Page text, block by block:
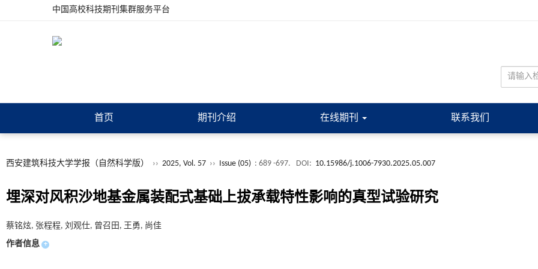
中国高校科技期刊集群服务平台
首页 期刊介绍 在线期刊 联系我们
西安建筑科技大学学报（自然科学版） ›› 2025, Vol. 57 ›› Issue (05) : 689 -697. DOI: 10.15986/j.1006-7930.2025.05.007
埋深对风积沙地基金属装配式基础上拔承载特性影响的真型试验研究
蔡铭炫, 张程程, 刘观仕, 曾召田, 王勇, 尚佳
作者信息 +